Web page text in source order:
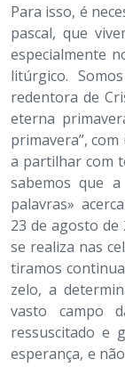
Para isso, é
pascal, que
especialmente
litúrgico.
redentora de
eterna
primavera”,
a partilhar com
sabemos que
palavras»
23 de agosto de
se realiza nas
tiramos
zelo, a
vasto campo
ressuscitado e
esperança, e